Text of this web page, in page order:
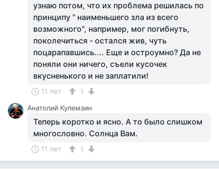
узнаю потом, что их проблема решилась по
принципу " наименьшего зла из всего
возможного", например, мог погибнуть,
поколечиться - остался жив, чуть
поцарапавшись.... Еще и остроумно? Да не
поняли они ничего, съели кусочек
вкусненького и не заплатили!
11 лет
1
Анатолий Кулемзин
Теперь коротко и ясно. А то было слишком
многословно. Солнца Вам.
11 лет 1